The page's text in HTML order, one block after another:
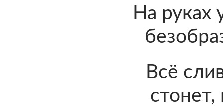
На руках
Всё
стонет,